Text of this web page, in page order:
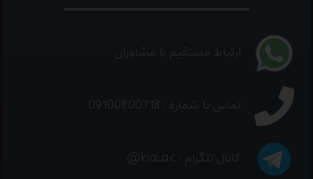
ارتباط مستقیم با مشاوران
تماس با شماره : 09100800718
کانال تلگرام : kia_ac@